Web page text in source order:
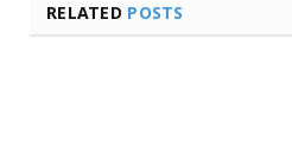
RELATED POSTS